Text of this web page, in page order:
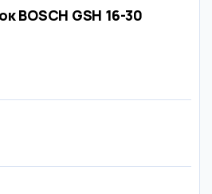
BOSCH GSH 16-30